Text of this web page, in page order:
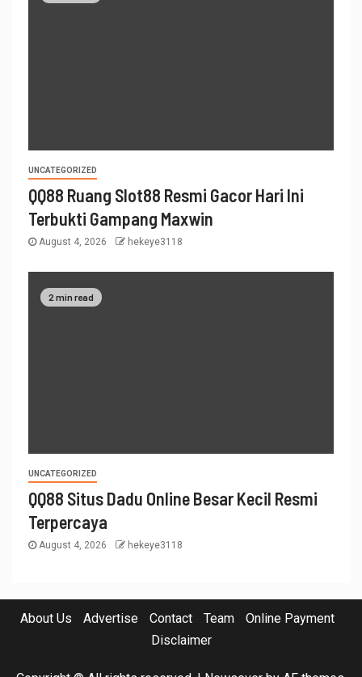
UNCATEGORIZED
QQ88 Ruang Slot88 Resmi Gacor Hari Ini
Terbukti Gampang Maxwin
August 4, 2026 hekeye3118
2 min read
UNCATEGORIZED
QQ88 Situs Dadu Online Besar Kecil Resmi
Terpercaya
August 4, 2026 hekeye3118
About Us Advertise Contact Team
Online Payment
Disclaimer